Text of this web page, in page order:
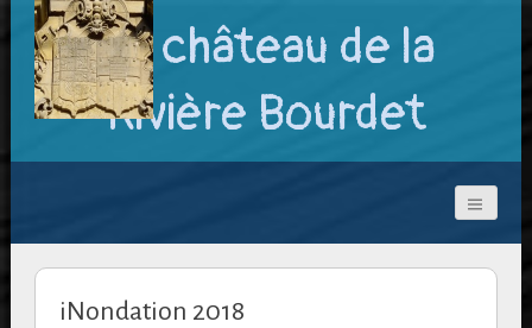
Le château de la
Rivière Bourdet
iNondation 2018